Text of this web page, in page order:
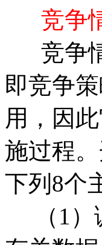
竞争
竞争情
即竞争
用，因
施过程
下列8个
（1）